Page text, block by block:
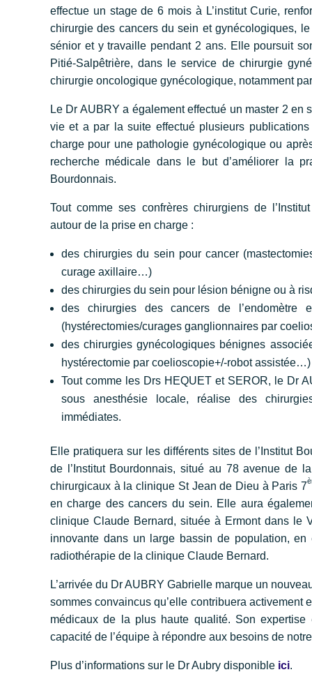
effectue un stage de 6 mois à L’institut Curie,
chirurgie des cancers du sein et gynécologiques,
sénior et y travaille pendant 2 ans. Elle poursuit
Pitié-Salpêtrière, dans le service de chirurgie
chirurgie oncologique gynécologique, notamment
Le Dr AUBRY a également effectué un master 2
vie et a par la suite effectué plusieurs
charge pour une pathologie gynécologique ou
recherche médicale dans le but d’améliorer la
Bourdonnais.
Tout comme ses confrères chirurgiens de
autour de la prise en charge :
des chirurgies du sein pour cancer
curage axillaire…)
des chirurgies du sein pour lésion bénigne ou à
des chirurgies des cancers de
(hystérectomies/curages ganglionnaires par
des chirurgies gynécologiques bénignes
hystérectomie par coelioscopie+/-robot assistée…)
Tout comme les Drs HEQUET et SEROR, le Dr
sous anesthésie locale, réalise des
immédiates.
Elle pratiquera sur les différents sites de l’Institut
de l’Institut Bourdonnais, situé au 78 avenue de
chirurgicaux à la clinique St Jean de Dieu à Paris 7
en charge des cancers du sein. Elle aura
clinique Claude Bernard, située à Ermont dans le
innovante dans un large bassin de population, en
radiothérapie de la clinique Claude Bernard.
L’arrivée du Dr AUBRY Gabrielle marque un
sommes convaincus qu’elle contribuera
médicaux de la plus haute qualité. Son expertise
capacité de l’équipe à répondre aux besoins de
Plus d’informations sur le Dr Aubry disponible ici.